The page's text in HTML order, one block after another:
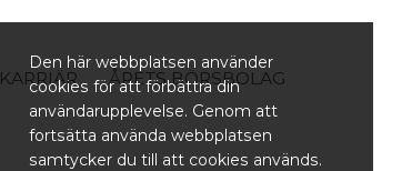
Den här webbplatsen använder
cookies för att förbättra din
användarupplevelse. Genom att
fortsätta använda webbplatsen
samtycker du till att cookies används.
KARRIÄR ÅRETS BÖRSBOLAG